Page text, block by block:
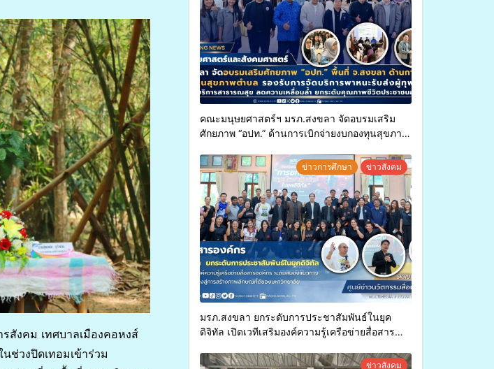
สังคม เทศบาลเมืองคอหงส์
ช่วงปิดเทอมเข้าร่วม
คณะมนุษยศาสตร์ฯ มรภ.สงขลา จัดอบรมเสริม
ศักยภาพ “อปท.” ด้านการเบิกจ่ายงบกองทุนสุขภาพ
ทุพพลภาพเพื่อเข้ารับบริการสาธารณสุข ลดความ
เหลื่อมล้ำ ยกระดับคุณภาพชีวิตประชาชนอย่าง
ยั่งยืน
ข่าวการศึกษา ข่าวสังคม
มรภ.สงขลา ยกระดับการประชาสัมพันธ์ในยุค
ดิจิทัล เปิดเวทีเสริมองค์ความรู้เครือข่ายสื่อสาร
การสร้างภาพลักษณ์ที่ดีของมหาวิทยาลัยข่าวสังคม